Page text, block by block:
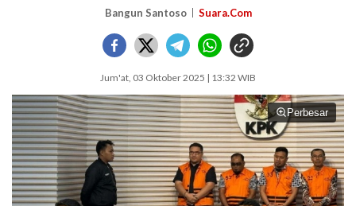
Bangun Santoso Suara.Com
Jum'at, 03 Oktober 2025 | 13:32 WIB
Perbesar